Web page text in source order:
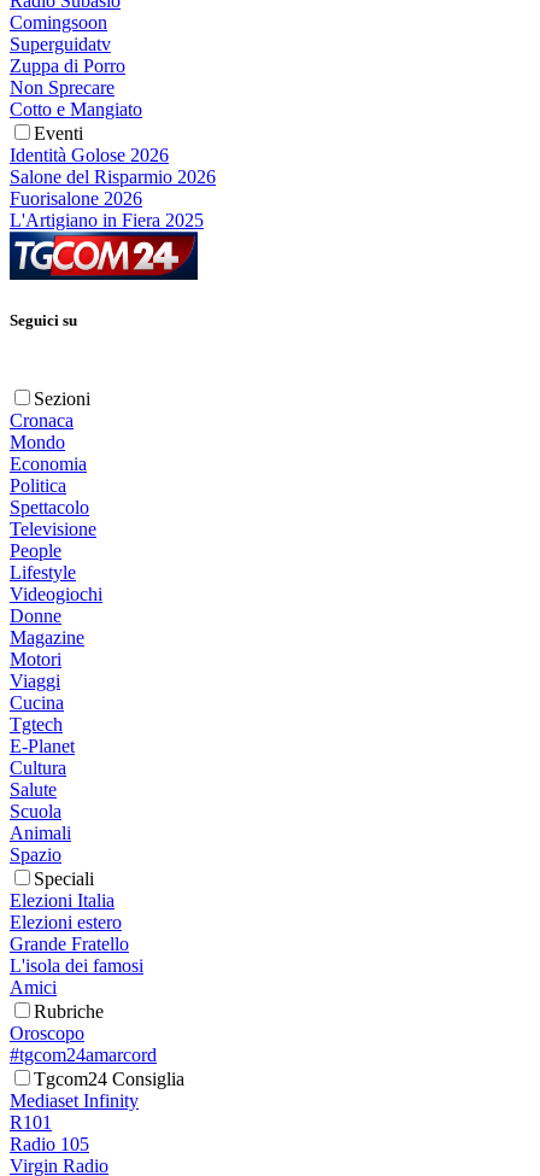
Comingsoon
Superguidatv
Zuppa di Porro
Non Sprecare
Cotto e Mangiato
Eventi
Identità Golose 2026
Salone del Risparmio 2026
Fuorisalone 2026
L'Artigiano in Fiera 2025
Seguici su
Sezioni
Cronaca
Mondo
Economia
Politica
Spettacolo
Televisione
People
Lifestyle
Videogiochi
Donne
Magazine
Motori
Viaggi
Cucina
Tgtech
E-Planet
Cultura
Salute
Scuola
Animali
Spazio
Speciali
Elezioni Italia
Elezioni estero
Grande Fratello
L'isola dei famosi
Amici
Rubriche
Oroscopo
#tgcom24amarcord
Tgcom24 Consiglia
Mediaset Infinity
R101
Radio 105
Virgin Radio